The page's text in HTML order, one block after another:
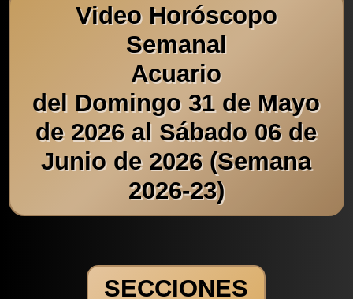
Video Horóscopo
Semanal
Acuario
del Domingo 31 de Mayo
de 2026 al Sábado 06 de
Junio de 2026 (Semana
2026-23)
SECCIONES